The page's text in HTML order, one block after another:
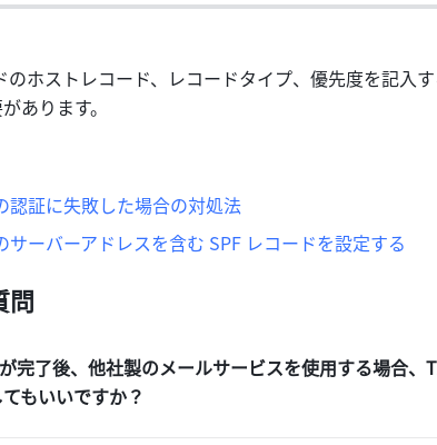
のホストレコード、レコードタイプ、優先度を記入
あります。
認証に失敗した場合の対処法
サーバーアドレスを含む SPF レコードを設定する
問
完了後、他社製のメールサービスを使用する場合、
もいいですか？